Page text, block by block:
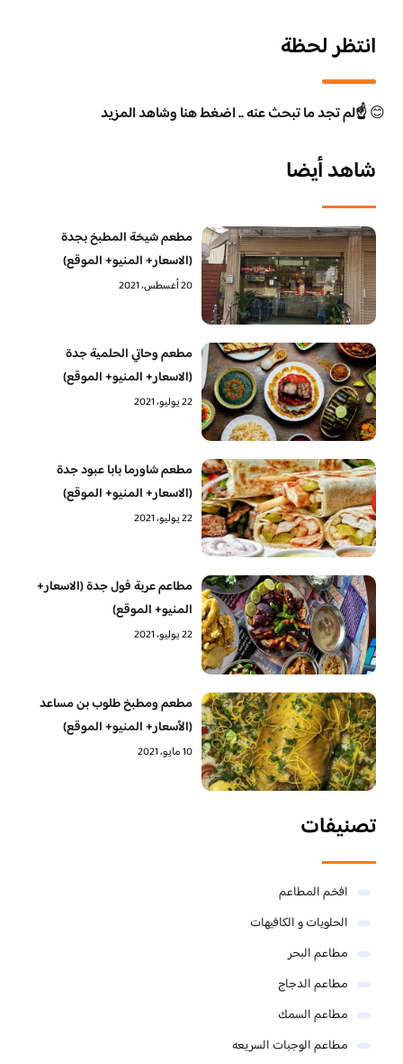
انتظر لحظة
😊☝️لم تجد ما تبحث عنه .. اضغط هنا وشاهد المزيد
شاهد أيضا
مطعم شيخة المطبخ بجدة
(الاسعار+ المنيو+ الموقع)
20 أغسطس، 2021
مطعم وحاتي الحلمية جدة
(الاسعار+ المنيو+ الموقع)
22 يوليو، 2021
مطعم شاورما بابا عبود جدة
(الاسعار+ المنيو+ الموقع)
22 يوليو، 2021
مطاعم عربة فول جدة (الاسعار+
المنيو+ الموقع)
22 يوليو، 2021
مطعم ومطبخ طلوب بن مساعد
(الأسعار+ المنيو+ الموقع)
10 مايو، 2021
تصنيفات
افخم المطاعم
الحلويات و الكافيهات ‎
مطاعم البحر
مطاعم الدجاج
مطاعم السمك
مطاعم الوجبات السريعه